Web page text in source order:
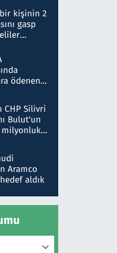
ortaya
şok etti
kişinin 2
gasp
ödenen
iddiasını
CHP Silivri
Bulut'un
milyonluk
ben
Aramco
aldık